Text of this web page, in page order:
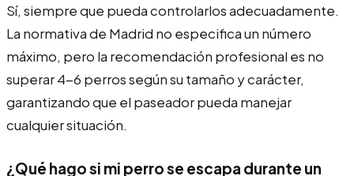
Sí, siempre que pueda controlarlos adecuadamente.
La normativa de Madrid no especifica un número
máximo, pero la recomendación profesional es no
superar 4-6 perros según su tamaño y carácter,
garantizando que el paseador pueda manejar
cualquier situación.
¿Qué hago si mi perro se escapa durante un